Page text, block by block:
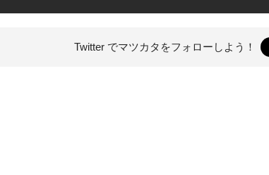
Twitter でマツカタをフォローしよう！